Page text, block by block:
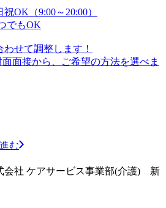
OK（9:00～20:00）
でもOK
せて調整します！
面接から、ご希望の方法を選べま
む
会社 ケアサービス事業部(介護) 新